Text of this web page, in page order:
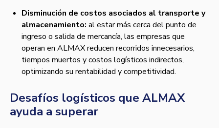
Disminución de costos asociados al transporte y
almacenamiento: al estar más cerca del punto de
ingreso o salida de mercancía, las empresas que
operan en ALMAX reducen recorridos innecesarios,
tiempos muertos y costos logísticos indirectos,
optimizando su rentabilidad y competitividad.
Desafíos logísticos que ALMAX
ayuda a superar